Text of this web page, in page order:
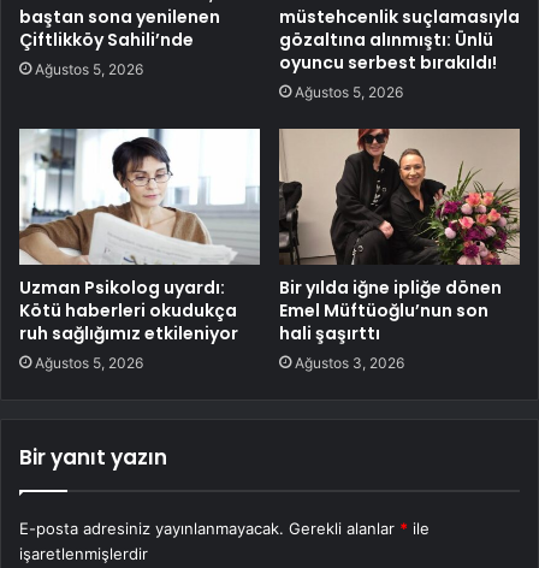
baştan sona yenilenen
Çiftlikköy Sahili’nde
Ağustos 5, 2026
müstehcenlik suçlamasıyla
gözaltına alınmıştı: Ünlü
oyuncu serbest bırakıldı!
Ağustos 5, 2026
Uzman Psikolog uyardı:
Kötü haberleri okudukça
ruh sağlığımız etkileniyor
Ağustos 5, 2026
Bir yılda iğne ipliğe dönen
Emel Müftüoğlu’nun son
hali şaşırttı
Ağustos 3, 2026
Bir yanıt yazın
E-posta adresiniz yayınlanmayacak. Gerekli alanlar * ile
işaretlenmişlerdir